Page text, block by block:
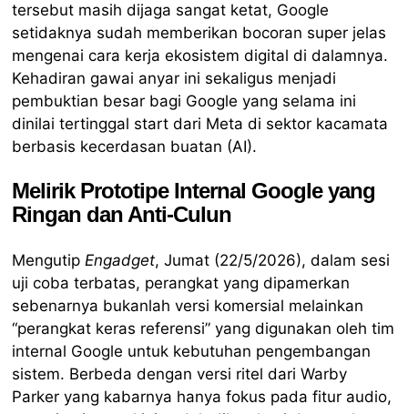
tersebut masih dijaga sangat ketat, Google
setidaknya sudah memberikan bocoran super jelas
mengenai cara kerja ekosistem digital di dalamnya.
Kehadiran gawai anyar ini sekaligus menjadi
pembuktian besar bagi Google yang selama ini
dinilai tertinggal start dari Meta di sektor kacamata
berbasis kecerdasan buatan (AI).
Melirik Prototipe Internal Google yang
Ringan dan Anti-Culun
MengutipEngadget, Jumat (22/5/2026), dalam sesi
uji coba terbatas, perangkat yang dipamerkan
sebenarnya bukanlah versi komersial melainkan
“perangkat keras referensi” yang digunakan oleh tim
internal Google untuk kebutuhan pengembangan
sistem. Berbeda dengan versi ritel dari Warby
Parker yang kabarnya hanya fokus pada fitur audio,